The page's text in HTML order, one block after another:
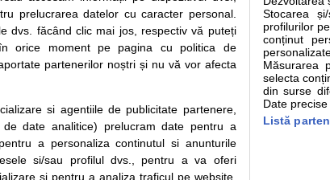
sfaturile si orice alte informatii despre sanatate disponibile pe
in urma investigatiilor si analizelor medicale. Va sfatuim, ca pe langa
pentru programare in sistemul de programari la medic Clickmed.
Termeni si conditii
Politica de
confidentialitate
Politica de cookie
Drepturile consumatorului
Protectia consumatorilor -
ANPC
Solutionarea Alternativa a
Litigiilor
prelucrarea datelor cu caracter personal.
dvs. făcând clic mai jos, respectiv vă puteți
orice moment pe pagina cu politica de
partenerilor noștri și nu vă vor afecta
si agentiile de publicitate partenere,
date analitice) prelucram date pentru a
a personaliza continutul si anunturile
si/sau profilul dvs., pentru a va oferi
si pentru a analiza traficul pe website.
Stocarea
profilurilor
conținut
Măsurarea
selecta
din surse
Date
Listă